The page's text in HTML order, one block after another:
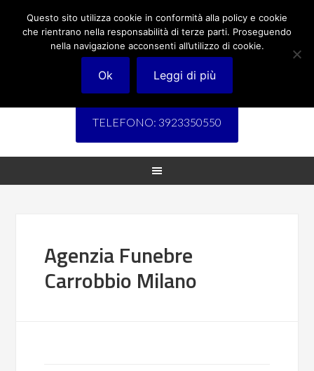
TELEFONO: 3923350550
Agenzia Funebre
Carrobbio Milano
Questo sito utilizza cookie in conformità alla policy e cookie
che rientrano nella responsabilità di terze parti. Proseguendo
nella navigazione acconsenti all’utilizzo di cookie.
Ok Leggi di più